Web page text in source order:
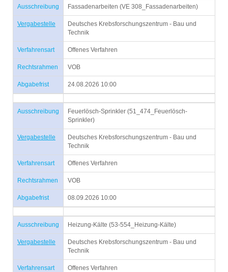
Ausschreibung Fassadenarbeiten (VE 308_Fassadenarbeiten)
Vergabestelle
Deutsches Krebsforschungszentrum - Bau und
Technik
Verfahrensart Offenes Verfahren
Rechtsrahmen VOB
Abgabefrist 24.08.2026 10:00
Ausschreibung
Feuerlösch-Sprinkler (51_474_Feuerlösch-
Sprinkler)
Vergabestelle
Deutsches Krebsforschungszentrum - Bau und
Technik
Verfahrensart Offenes Verfahren
Rechtsrahmen VOB
Abgabefrist 08.09.2026 10:00
Ausschreibung Heizung-Kälte (53-554_Heizung-Kälte)
Vergabestelle
Deutsches Krebsforschungszentrum - Bau und
Technik
Verfahrensart Offenes Verfahren